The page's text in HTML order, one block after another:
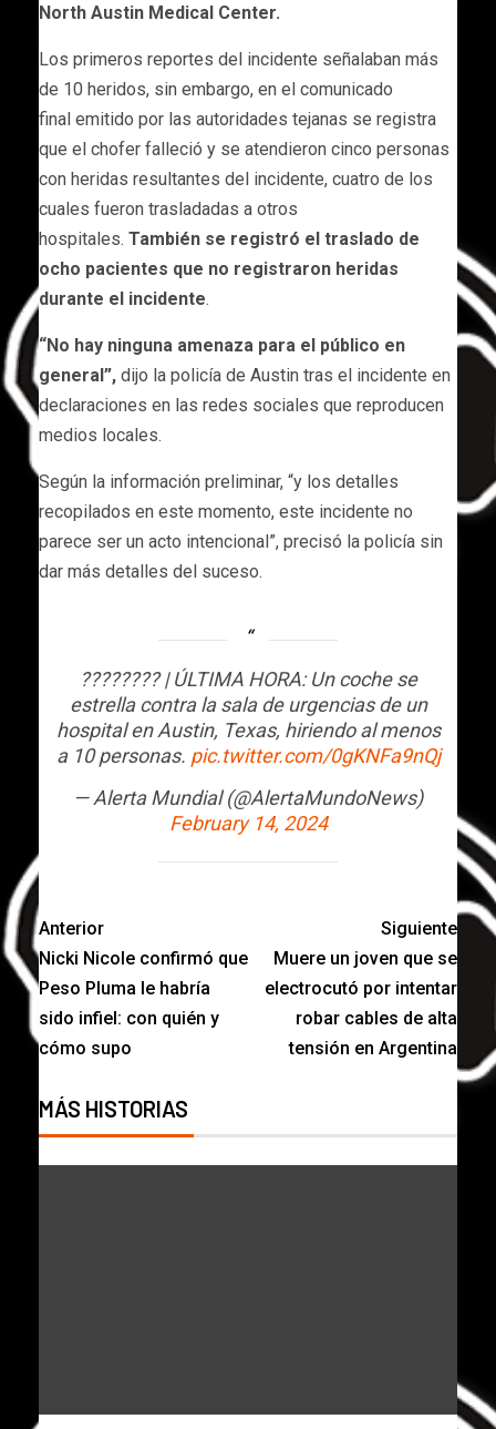
North Austin Medical Center.
Los primeros reportes del incidente señalaban más
de 10 heridos, sin embargo, en el comunicado
final emitido por las autoridades tejanas se registra
que el chofer falleció y se atendieron cinco personas
con heridas resultantes del incidente, cuatro de los
cuales fueron trasladadas a otros
hospitales. También se registró el traslado de
ocho pacientes que no registraron heridas
durante el incidente.
“No hay ninguna amenaza para el público en
general”, dijo la policía de Austin tras el incidente en
declaraciones en las redes sociales que reproducen
medios locales.
Según la información preliminar, “y los detalles
recopilados en este momento, este incidente no
parece ser un acto intencional”, precisó la policía sin
dar más detalles del suceso.
???????? | ÚLTIMA HORA: Un coche se
estrella contra la sala de urgencias de un
hospital en Austin, Texas, hiriendo al menos
a 10 personas. pic.twitter.com/0gKNFa9nQj
— Alerta Mundial (@AlertaMundoNews)
February 14, 2024
Anterior
Nicki Nicole confirmó que
Peso Pluma le habría
sido infiel: con quién y
cómo supo
Siguiente
Muere un joven que se
electrocutó por intentar
robar cables de alta
tensión en Argentina
MÁS HISTORIAS